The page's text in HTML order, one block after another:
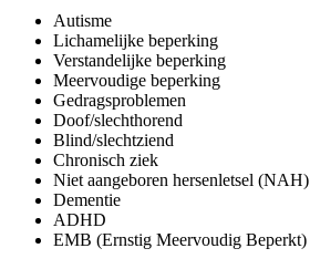
Autisme
Lichamelijke beperking
Verstandelijke beperking
Meervoudige beperking
Gedragsproblemen
Doof/slechthorend
Blind/slechtziend
Chronisch ziek
Niet aangeboren hersenletsel (NAH)
Dementie
ADHD
EMB (Ernstig Meervoudig Beperkt)